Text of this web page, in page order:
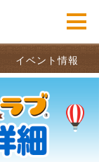
イベント情報